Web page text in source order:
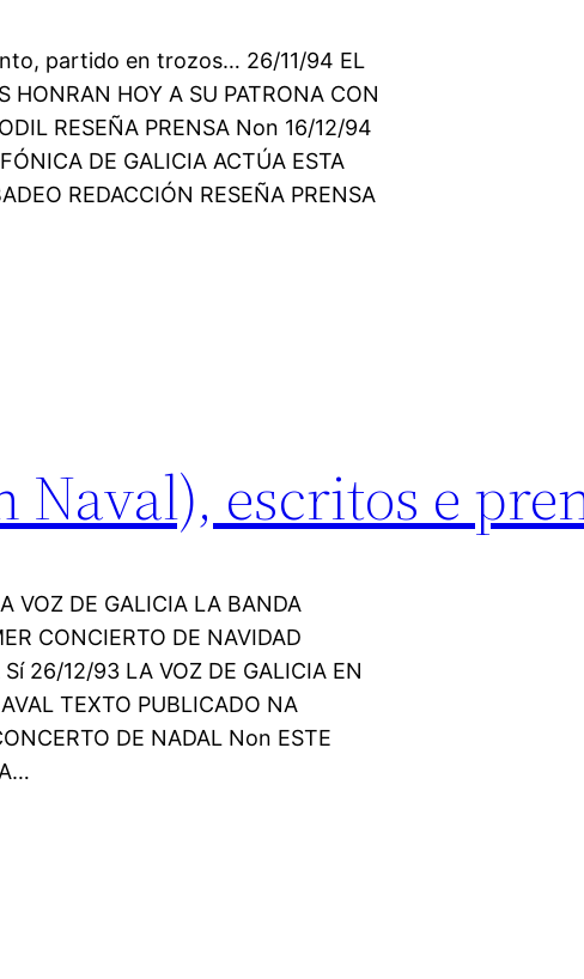
partido en trozos… 26/11/94 EL
HONRAN HOY A SU PATRONA CON
RESEÑA PRENSA Non 16/12/94
DE GALICIA ACTÚA ESTA
REDACCIÓN RESEÑA PRENSA
Naval), escritos e
DE GALICIA LA BANDA
CONCIERTO DE NAVIDAD
26/12/93 LA VOZ DE GALICIA EN
TEXTO PUBLICADO NA
DE NADAL Non ESTE